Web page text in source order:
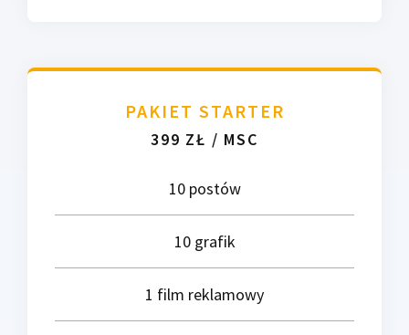
PAKIET STARTER
399 ZŁ / MSC
10 postów
10 grafik
1 film reklamowy